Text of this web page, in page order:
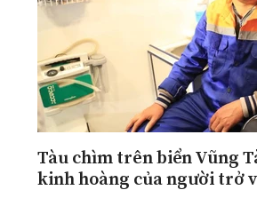
Tàu chìm trên biển Vũng
kinh hoàng của người trở